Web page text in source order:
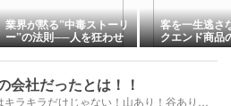
業界が黙る”中毒ストーリ
ー”の法則──人を狂わせ
「買わずにいられなくな
る」禁じ手
客を一生逃さ
クエンド商品
会社だったとは！！